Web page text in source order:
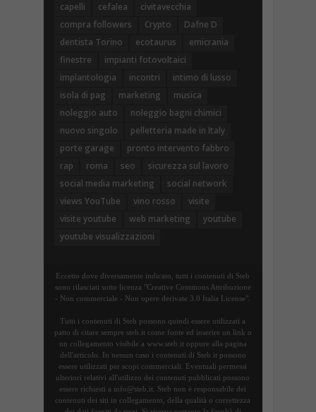
capelli
cefalea
civitavecchia
compra followers
Crypto
Dafne D
dentista Torino
ecotaurus
emicrania
finestre
impianti fotovoltaici
implantologia
incontri
intimo di lusso
isola di pag
marketing
musica
noleggio auto
noleggio bagni chimici
nuovo singolo
pelletteria made in Italy
porte garage
pronto intervento fabbro
rap
roma seo
sicurezza sul lavoro
social media marketing
social network
views YouTube
vino rosso
visite
visite youtube
web marketing
youtube
youtube visualizzazioni
Eccetto dove diversamente indicato, tutti i contenuti di Steb
sono rilasciati sotto licenza "Creative Commons Attribuzione
- Non commerciale - Non opere derivate 3.0 Italia License".
Tutti i contenuti di Steb possono quindi essere utilizzati a
patto di citare sempre steb.it come fonte ed inserire un link o
un collegamento visibile a www.steb.it oppure alla pagina
dell'articolo. In nessun caso i contenuti di Steb.it possono
essere utilizzati per scopi commerciali. Eventuali permessi
ulteriori relativi all'utilizzo dei contenuti pubblicati possono
essere richiesti a info@steb.it. Steb non è responsabile dei
contenuti dei siti in collegamento, della qualità o correttezza